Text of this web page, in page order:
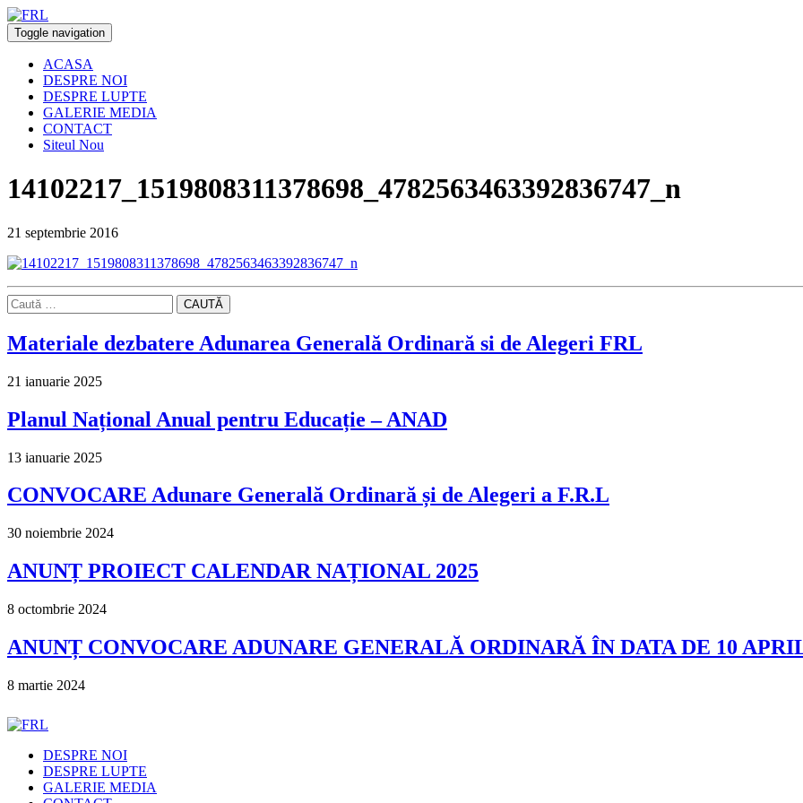
Toggle navigation
ACASA
DESPRE NOI
DESPRE LUPTE
GALERIE MEDIA
CONTACT
Siteul Nou
14102217_1519808311378698_4782563463392836747_n
21 septembrie 2016
CAUTĂ
Materiale dezbatere Adunarea Generală Ordinară si de Alegeri FRL
21 ianuarie 2025
Planul Național Anual pentru Educație – ANAD
13 ianuarie 2025
CONVOCARE Adunare Generală Ordinară și de Alegeri a F.R.L
30 noiembrie 2024
ANUNȚ PROIECT CALENDAR NAȚIONAL 2025
8 octombrie 2024
ANUNȚ CONVOCARE ADUNARE GENERALĂ ORDINARĂ ÎN DATA DE 10
8 martie 2024
DESPRE NOI
DESPRE LUPTE
GALERIE MEDIA